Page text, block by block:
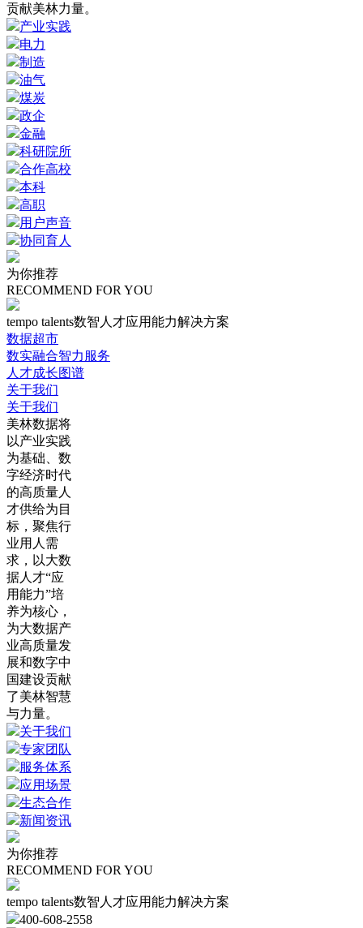
贡献美林力量。
产业实践
电力
制造
油气
煤炭
政企
金融
科研院所
合作高校
本科
高职
用户声音
协同育人
为你推荐
RECOMMEND FOR YOU
tempo talents数智人才应用能力解决方案
数据超市
数实融合智力服务
人才成长图谱
关于我们
关于我们
美林数据将
以产业实践
为基础、数
字经济时代
的高质量人
才供给为目
标，聚焦行
业用人需
求，以大数
据人才“应
用能力”培
养为核心，
为大数据产
业高质量发
展和数字中
国建设贡献
了美林智慧
与力量。
关于我们
专家团队
服务体系
应用场景
生态合作
新闻资讯
为你推荐
RECOMMEND FOR YOU
tempo talents数智人才应用能力解决方案
400-608-2558